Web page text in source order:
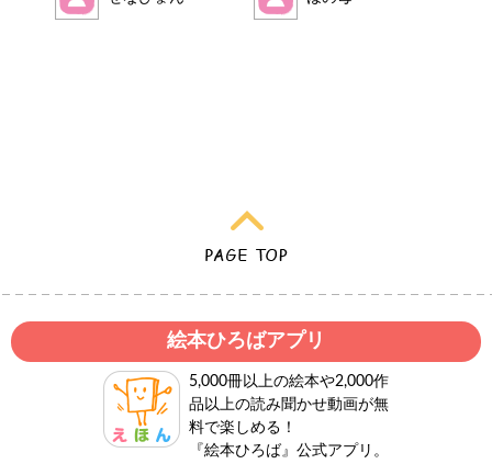
絵本ひろばアプリ
5,000冊以上の絵本や2,000作
品以上の読み聞かせ動画が無
料で楽しめる！
『絵本ひろば』公式アプリ。